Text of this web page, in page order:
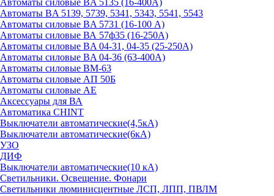
Автоматы силовые BA 5135 (16-400А)
Автоматы BA 5139, 5739, 5341, 5343, 5541, 5543
Автоматы силовые BA 5731 (16-100 А)
Автоматы силовые ВА 57ф35 (16-250А)
Автоматы силовые BA 04-31, 04-35 (25-250А)
Автоматы силовые BA 04-36 (63-400А)
Автоматы силовые ВМ-63
Автоматы силовые АП 50Б
Автоматы силовые АЕ
Аксессуары для ВА
Автоматика CHINT
Выключатели автоматические(4,5кА)
Выключатели автоматические(6кА)
УЗО
ДИФ
Выключатели автоматические(10 кА)
Светильники. Освещение. Фонари
Светильники люминисцентные ЛСП, ЛПП, ПВЛМ